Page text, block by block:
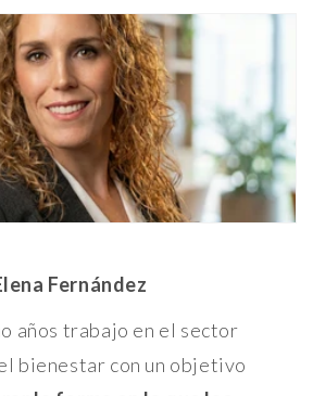
Fernández
años trabajo en el sector
bienestar con un objetivo